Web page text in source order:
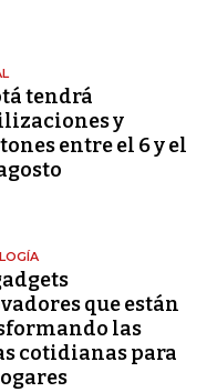
tendrá
y
entre el 6 y el
que están
las
cotidianas para